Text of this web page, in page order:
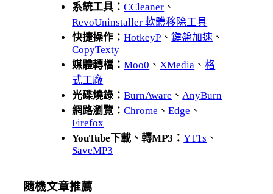
系統工具：CCleaner 、
RevoUninstaller 軟體移除工具
快捷操作：HotkeyP 、鍵盤加速 、
CopyTexty
媒體轉檔：Moo0 、 XMedia 、格
式工廠
光碟燒錄：BurnAware 、 AnyBurn
網路瀏覽：Chrome 、Edge 、
Firefox
YouTube下載、轉MP3：YT1s 、
SaveMP3
隨機文章推薦